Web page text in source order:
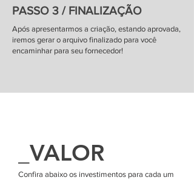
PASSO 3 / FINALIZAÇÃO
Após apresentarmos a criação, estando aprovada,
iremos gerar o arquivo finalizado para você
encaminhar para seu fornecedor!
_VALOR
Confira abaixo os investimentos para cada um